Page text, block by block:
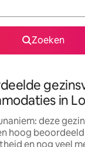
Zoeken
in
deze
hoog
en nog veel